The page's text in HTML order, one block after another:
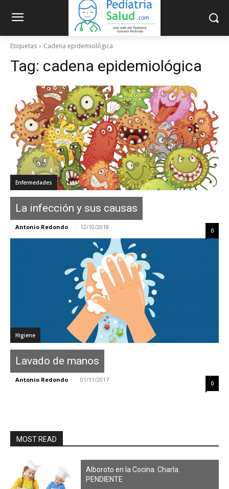
Etiquetas Cadena epidemiológica
Tag: cadena epidemiológica
Enfermedades
La infección y sus causas
Antonio Redondo - 12/10/2018 0
Higiene
Lavado de manos
Antonio Redondo - 01/11/2017 0
MOST READ
Alboroto en la Cocina. Charla.
PENDIENTE